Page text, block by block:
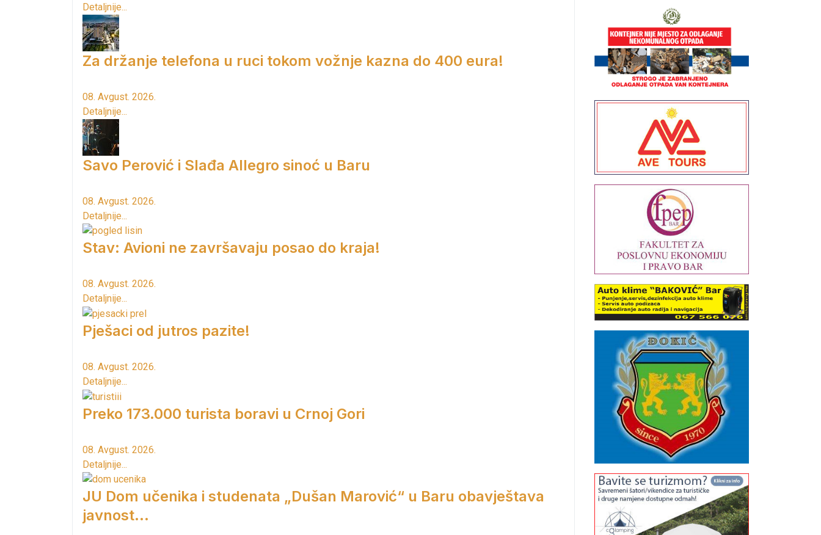
Detaljnije...
Za držanje telefona u ruci tokom vožnje kazna do 400 eura!
08. Avgust. 2026.
Detaljnije...
Savo Perović i Slađa Allegro sinoć u Baru
08. Avgust. 2026.
Detaljnije...
Stav: Avioni ne završavaju posao do kraja!
08. Avgust. 2026.
Detaljnije...
Pješaci od jutros pazite!
08. Avgust. 2026.
Detaljnije...
Preko 173.000 turista boravi u Crnoj Gori
08. Avgust. 2026.
Detaljnije...
JU Dom učenika i studenata „Dušan Marović“ u Baru obavještava
javnost...